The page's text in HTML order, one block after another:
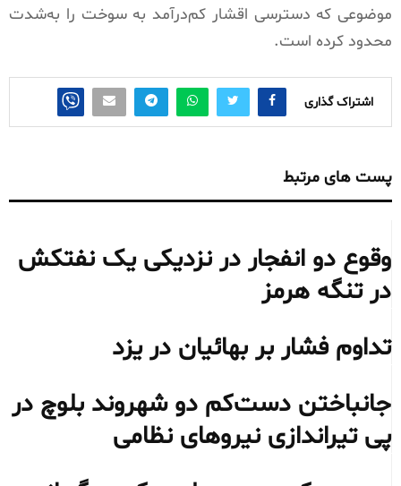
موضوعی که دسترسی اقشار کم‌درآمد به سوخت را به‌شدت
محدود کرده است.
اشتراک گذاری
پست های مرتبط
وقوع دو انفجار در نزدیکی یک نفتکش
در تنگه هرمز
تداوم فشار بر بهائیان در یزد
جانباختن دست‌کم دو شهروند بلوچ در
پی تیراندازی نیروهای نظامی